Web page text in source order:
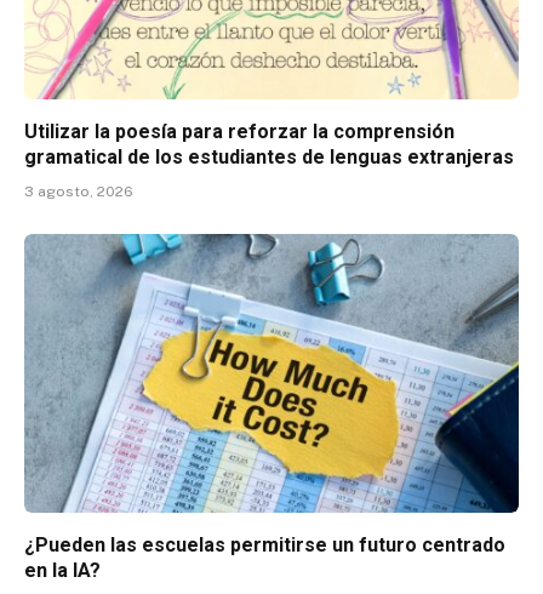
Utilizar la poesía para reforzar la comprensión
gramatical de los estudiantes de lenguas extranjeras
3 agosto, 2026
¿Pueden las escuelas permitirse un futuro centrado
en la IA?